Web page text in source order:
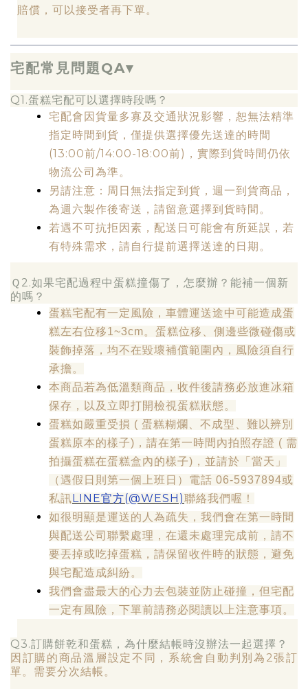
賠償，可以接受者再下單。
宅配常見問題QA▾
Q1.蛋糕宅配可以選擇時段嗎？
宅配會因貨量多寡及交通狀況影響，恕無法精準
指定時間到貨，僅提供選擇優先送達的時間
(13:00前/14:00-18:00前)，實際到貨時間仍依
物流公司為準。
另請注意：周日無法指定到貨，週一到貨商品，
為週六製作後寄送，請留意選擇到貨時間。
若遇不可抗拒因素，配送日可能會有所延誤，若
有特殊需求，請自行提前選擇送達的日期。
Ｑ2.如果宅配過程中蛋糕撞傷了，怎麼辦？能補一個新
的嗎？
蛋糕宅配有一定風險，車體運送途中可能造成蛋
糕左右位移1~3cm。蛋糕位移、側邊些微碰傷或
裝飾掉落，均不在毀壞補償範圍內，風險須自行
承擔。
本商品若為低溫類商品，收件後請務必放進冰箱
保存，以及立即打開檢視蛋糕狀態。
蛋糕如嚴重受損 ( 蛋糕糊爛、不成型、難以辨別
蛋糕原本的樣子)，請在第一時間內拍照存證 ( 需
拍攝蛋糕在蛋糕盒內的樣子)，並請於「當天」
（遇假日則第一個上班日）電話 06-5937894或
私訊LINE官方(@WESH)聯絡我們喔！
如很明顯是運送的人為疏失，我們會在第一時間
與配送公司聯繫處理，在還未處理完成前，請不
要丟掉或吃掉蛋糕，請保留收件時的狀態，避免
與宅配造成糾紛。
我們會盡最大的心力去包裝並防止碰撞，但宅配
一定有風險，下單前請務必閱讀以上注意事項。
Q3.訂購餅乾和蛋糕，為什麼結帳時沒辦法一起選擇？
因訂購的商品溫層設定不同，系統會自動判別為2張訂
單。需要分次結帳。